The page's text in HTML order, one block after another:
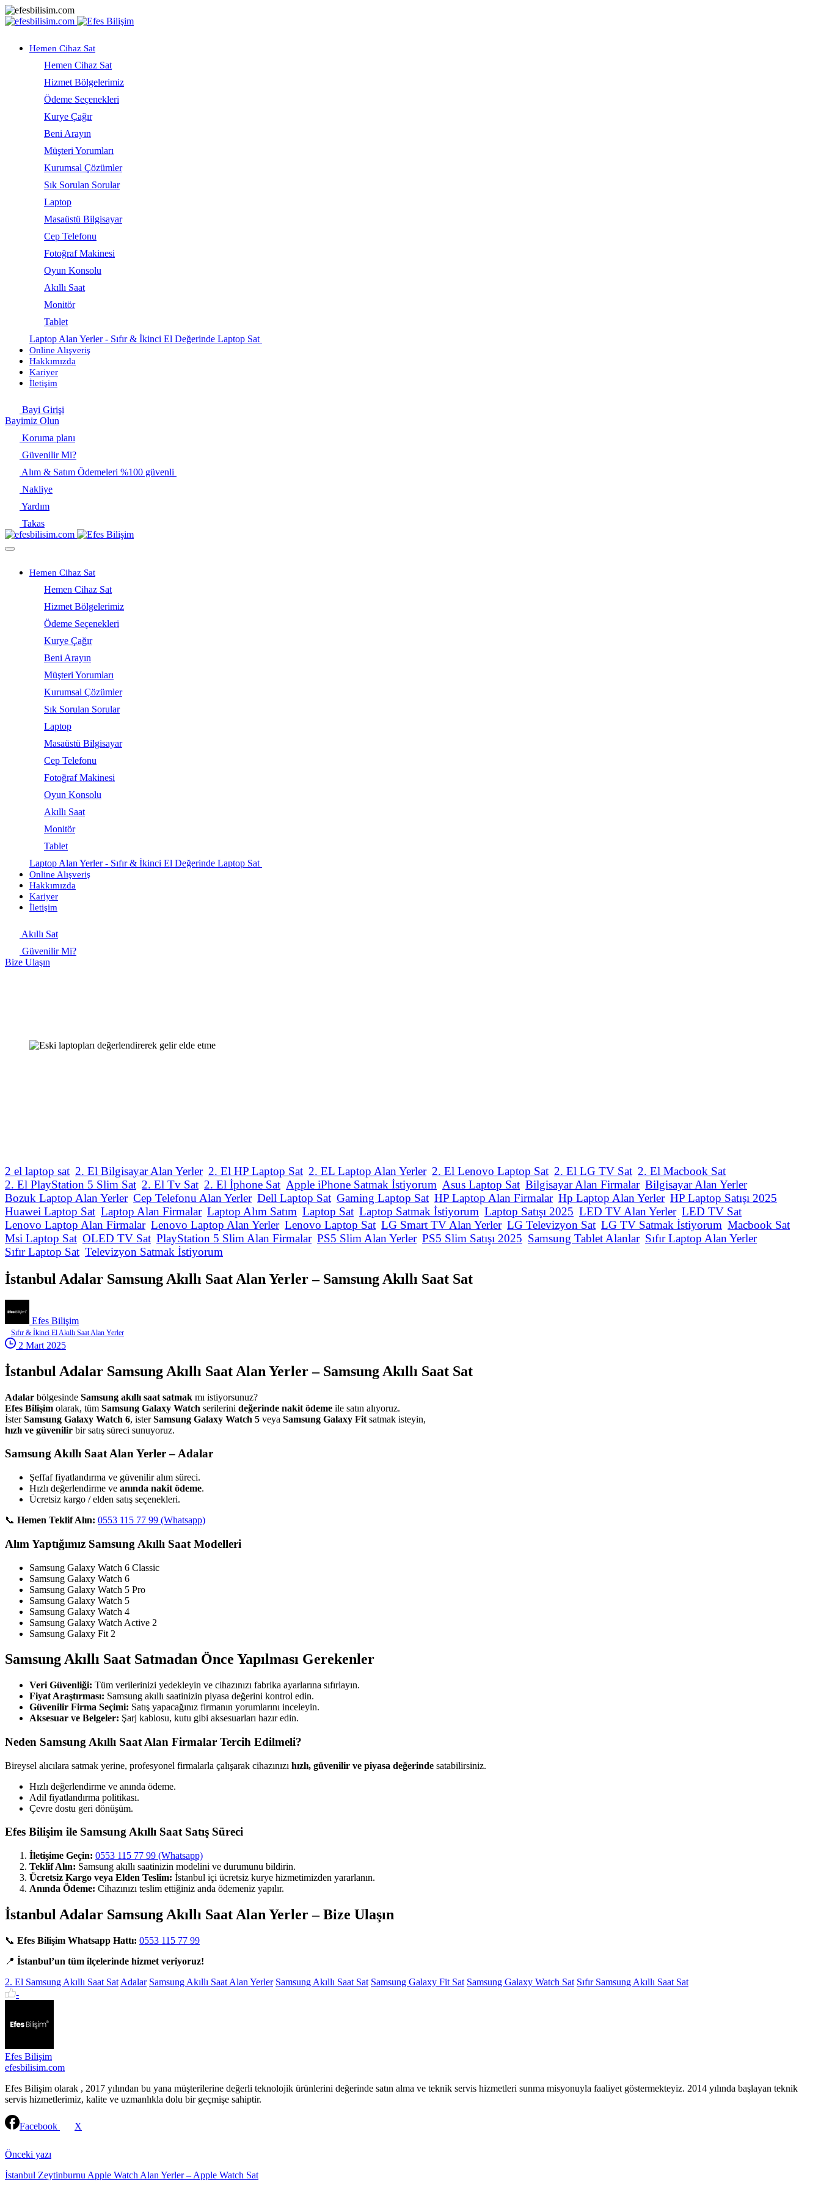
Hemen Cihaz Sat
Hemen Cihaz Sat
Hizmet Bölgelerimiz
Ödeme Seçenekleri
Kurye Çağır
Beni Arayın
Müşteri Yorumları
Kurumsal Çözümler
Sık Sorulan Sorular
Laptop
Masaüstü Bilgisayar
Cep Telefonu
Fotoğraf Makinesi
Oyun Konsolu
Akıllı Saat
Monitör
Tablet
Laptop Alan Yerler - Sıfır & İkinci El Değerinde Laptop Sat
Online Alışveriş
Hakkımızda
Kariyer
İletişim
Bayi Girişi
Bayimiz Olun
Koruma planı
Güvenilir Mi?
Alım & Satım Ödemeleri %100 güvenli
Nakliye
Yardım
Takas
Hemen Cihaz Sat
Hemen Cihaz Sat
Hizmet Bölgelerimiz
Ödeme Seçenekleri
Kurye Çağır
Beni Arayın
Müşteri Yorumları
Kurumsal Çözümler
Sık Sorulan Sorular
Laptop
Masaüstü Bilgisayar
Cep Telefonu
Fotoğraf Makinesi
Oyun Konsolu
Akıllı Saat
Monitör
Tablet
Laptop Alan Yerler - Sıfır & İkinci El Değerinde Laptop Sat
Online Alışveriş
Hakkımızda
Kariyer
İletişim
Akıllı Sat
Güvenilir Mi?
Bize Ulaşın
2 el laptop sat 2. El Bilgisayar Alan Yerler 2. El HP Laptop Sat 2. EL Laptop Alan Yerler 2. El Lenovo Laptop Sat 2. El LG TV Sat 2. El Macbook Sat
2. El PlayStation 5 Slim Sat 2. El Tv Sat 2. El İphone Sat Apple iPhone Satmak İstiyorum Asus Laptop Sat Bilgisayar Alan Firmalar Bilgisayar Alan Yerler
Bozuk Laptop Alan Yerler Cep Telefonu Alan Yerler Dell Laptop Sat Gaming Laptop Sat HP Laptop Alan Firmalar Hp Laptop Alan Yerler HP Laptop Satışı 2025
Huawei Laptop Sat Laptop Alan Firmalar Laptop Alım Satım Laptop Sat Laptop Satmak İstiyorum Laptop Satışı 2025 LED TV Alan Yerler LED TV Sat
Lenovo Laptop Alan Firmalar Lenovo Laptop Alan Yerler Lenovo Laptop Sat LG Smart TV Alan Yerler LG Televizyon Sat LG TV Satmak İstiyorum Macbook Sat
Msi Laptop Sat OLED TV Sat PlayStation 5 Slim Alan Firmalar PS5 Slim Alan Yerler PS5 Slim Satışı 2025 Samsung Tablet Alanlar Sıfır Laptop Alan Yerler
Sıfır Laptop Sat Televizyon Satmak İstiyorum
İstanbul Adalar Samsung Akıllı Saat Alan Yerler – Samsung Akıllı Saat Sat
Efes Bilişim
Sıfır & İkinci El Akıllı Saat Alan Yerler
2 Mart 2025
İstanbul Adalar Samsung Akıllı Saat Alan Yerler – Samsung Akıllı Saat Sat
Adalar bölgesinde Samsung akıllı saat satmak mı istiyorsunuz?
Efes Bilişim olarak, tüm Samsung Galaxy Watch serilerini değerinde nakit ödeme ile satın alıyoruz.
İsterSamsung Galaxy Watch 6, isterSamsung Galaxy Watch 5 veya Samsung Galaxy Fit satmak isteyin,
hızlı ve güvenilir bir satış süreci sunuyoruz.
Samsung Akıllı Saat Alan Yerler – Adalar
Şeffaf fiyatlandırma ve güvenilir alım süreci.
Hızlı değerlendirme ve anında nakit ödeme.
Ücretsiz kargo / elden satış seçenekleri.
📞 Hemen Teklif Alın: 0553 115 77 99 (Whatsapp)
Alım Yaptığımız Samsung Akıllı Saat Modelleri
Samsung Galaxy Watch 6 Classic
Samsung Galaxy Watch 6
Samsung Galaxy Watch 5 Pro
Samsung Galaxy Watch 5
Samsung Galaxy Watch 4
Samsung Galaxy Watch Active 2
Samsung Galaxy Fit 2
Samsung Akıllı Saat Satmadan Önce Yapılması Gerekenler
Veri Güvenliği: Tüm verilerinizi yedekleyin ve cihazınızı fabrika ayarlarına sıfırlayın.
Fiyat Araştırması: Samsung akıllı saatinizin piyasa değerini kontrol edin.
Güvenilir Firma Seçimi: Satış yapacağınız firmanın yorumlarını inceleyin.
Aksesuar ve Belgeler: Şarj kablosu, kutu gibi aksesuarları hazır edin.
Neden Samsung Akıllı Saat Alan Firmalar Tercih Edilmeli?
Bireysel alıcılara satmak yerine, profesyonel firmalarla çalışarak cihazınızı hızlı, güvenilir ve piyasa değerinde satabilirsiniz.
Hızlı değerlendirme ve anında ödeme.
Adil fiyatlandırma politikası.
Çevre dostu geri dönüşüm.
Efes Bilişim ile Samsung Akıllı Saat Satış Süreci
İletişime Geçin: 0553 115 77 99 (Whatsapp)
Teklif Alın: Samsung akıllı saatinizin modelini ve durumunu bildirin.
Ücretsiz Kargo veya Elden Teslim: İstanbul içi ücretsiz kurye hizmetimizden yararlanın.
Anında Ödeme: Cihazınızı teslim ettiğiniz anda ödemeniz yapılır.
İstanbul Adalar Samsung Akıllı Saat Alan Yerler – Bize Ulaşın
📞 Efes Bilişim Whatsapp Hattı: 0553 115 77 99
📍 İstanbul’un tüm ilçelerinde hizmet veriyoruz!
2. El Samsung Akıllı Saat Sat Adalar Samsung Akıllı Saat Alan Yerler Samsung Akıllı Saat Sat Samsung Galaxy Fit Sat Samsung Galaxy Watch Sat Sıfır Samsung Akıllı Saat Sat
-
Efes Bilişim
efesbilisim.com
Efes Bilişim olarak , 2017 yılından bu yana müşterilerine değerli teknolojik ürünlerini değerinde satın alma ve teknik servis hizmetleri sunma misyonuyla faaliyet göstermekteyiz. 2014 yılında başlayan teknik
servis hizmetlerimiz, kalite ve uzmanlıkla dolu bir geçmişe sahiptir.
Facebook X
Reading
Önceki yazı
İstanbul Zeytinburnu Apple Watch Alan Yerler – Apple Watch Sat